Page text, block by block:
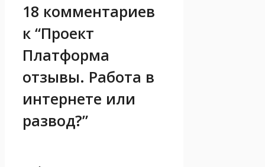
18 комментариев
к “Проект
Платформа
отзывы. Работа в
интернете или
развод?”